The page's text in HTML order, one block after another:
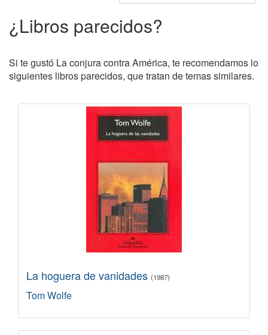
¿Libros parecidos?
Si te gustó La conjura contra América, te recomendamos lo
siguientes libros parecidos, que tratan de temas similares.
La hoguera de vanidades (1987)
Tom Wolfe